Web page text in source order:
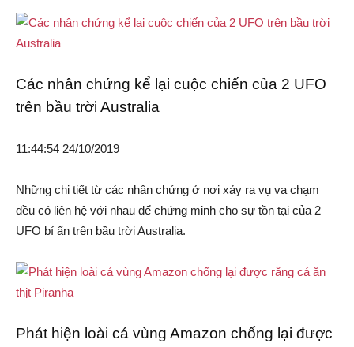
Các nhân chứng kể lại cuộc chiến của 2 UFO
trên bầu trời Australia
11:44:54 24/10/2019
Những chi tiết từ các nhân chứng ở nơi xảy ra vụ va chạm
đều có liên hệ với nhau để chứng minh cho sự tồn tại của 2
UFO bí ẩn trên bầu trời Australia.
Phát hiện loài cá vùng Amazon chống lại được